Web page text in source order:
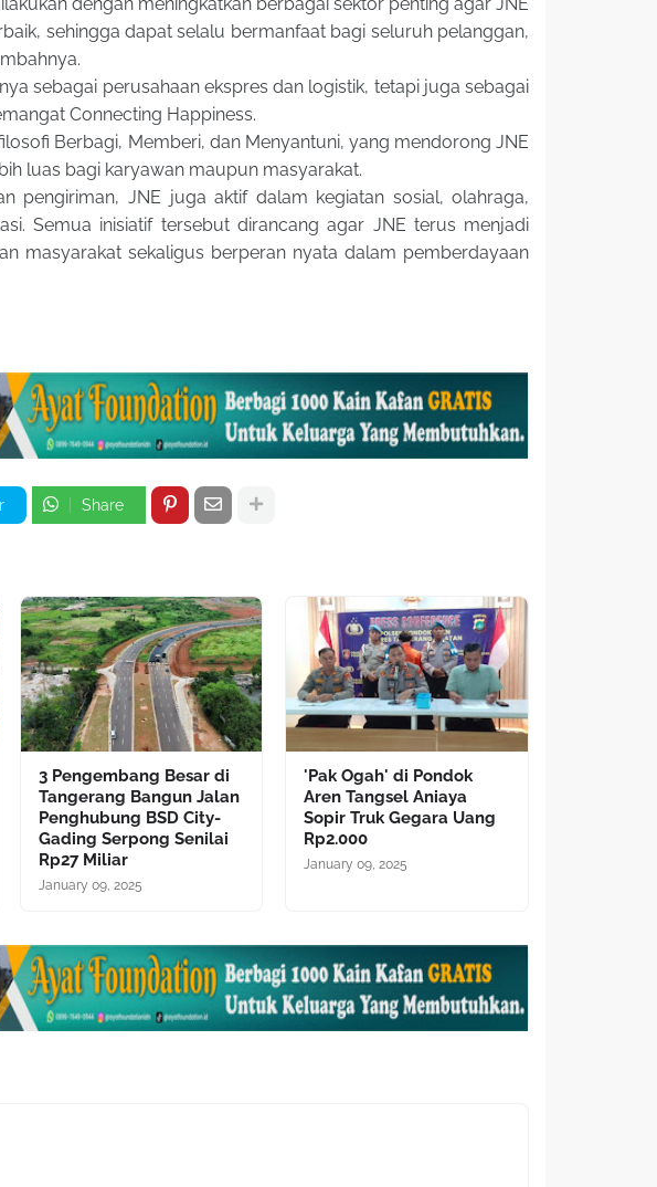
sehingga dapat selalu bermanfaat bagi seluruh pelanggan,
sebagai perusahaan ekspres dan logistik, tetapi juga sebagai
Connecting Happiness.
Berbagi, Memberi, dan Menyantuni, yang mendorong JNE
luas bagi karyawan maupun masyarakat.
pengiriman, JNE juga aktif dalam kegiatan sosial, olahraga,
Semua inisiatif tersebut dirancang agar JNE terus menjadi
masyarakat sekaligus berperan nyata dalam pemberdayaan
Share
3 Pengembang Besar di
Tangerang Bangun Jalan
Penghubung BSD City-
Gading Serpong Senilai
Rp27 Miliar
January 09, 2025
'Pak Ogah' di Pondok
Aren Tangsel Aniaya
Sopir Truk Gegara Uang
Rp2.000
January 09, 2025